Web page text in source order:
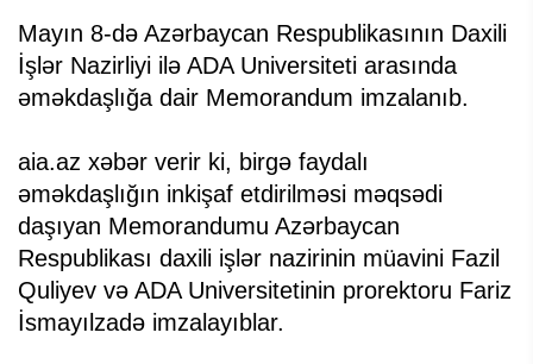
Mayın 8-də Azərbaycan Respublikasının Daxili
İşlər Nazirliyi ilə ADA Universiteti arasında
əməkdaşlığa dair Memorandum imzalanıb.
aia.az xəbər verir ki, birgə faydalı
əməkdaşlığın inkişaf etdirilməsi məqsədi
daşıyan Memorandumu Azərbaycan
Respublikası daxili işlər nazirinin müavini Fazil
Quliyev və ADA Universitetinin prorektoru Fariz
İsmayılzadə imzalayıblar.